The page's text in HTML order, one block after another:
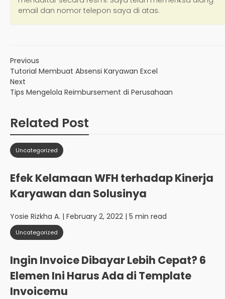
Previous
Tutorial Membuat Absensi Karyawan Excel
Next
Tips Mengelola Reimbursement di Perusahaan
Related Post
Uncategorized
Efek Kelamaan WFH terhadap Kinerja
Karyawan dan Solusinya
Yosie Rizkha A. | February 2, 2022 | 5 min read
Uncategorized
Ingin Invoice Dibayar Lebih Cepat? 6
Elemen Ini Harus Ada di Template
Invoicemu